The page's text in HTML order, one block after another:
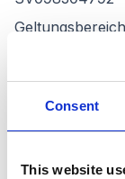
Consent
This website
Die